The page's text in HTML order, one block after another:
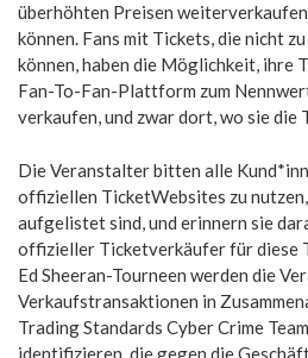
überhöhten Preisen weiterverkaufen
können. Fans mit Tickets, die nicht
können, haben die Möglichkeit, ihre
Fan-To-Fan-Plattform zum
verkaufen, und zwar dort, wo sie die
Die Veranstalter bitten alle
offiziellen TicketWebsites zu
aufgelistet sind, und erinnern sie
offizieller Ticketverkäufer für diese
Ed Sheeran-Tourneen werden die
Verkaufstransaktionen in
Trading Standards Cyber Crime
identifizieren, die gegen die